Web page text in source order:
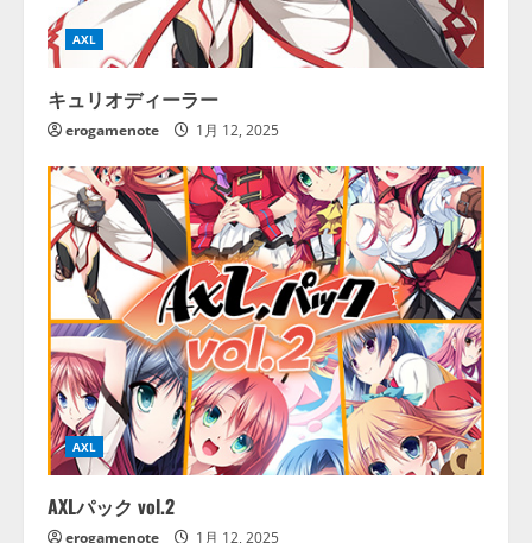
AXL
キュリオディーラー
erogamenote 1月 12, 2025
AXL
AXLパック vol.2
erogamenote 1月 12, 2025